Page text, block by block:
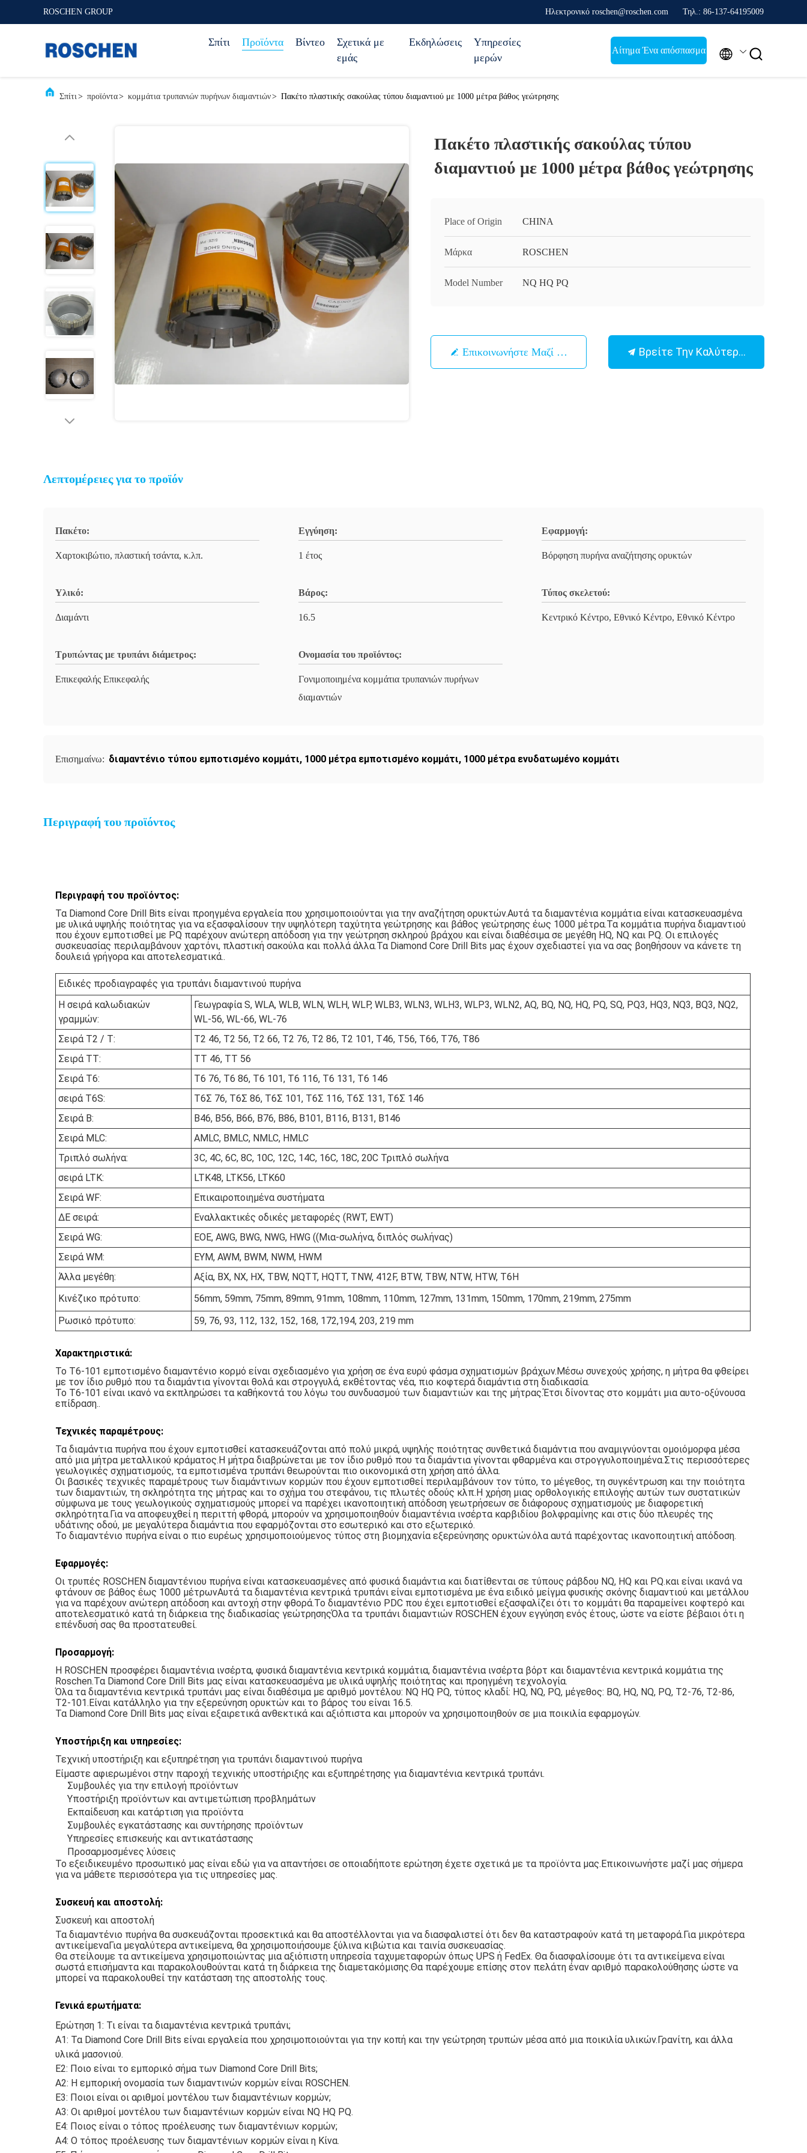
ROSCHEN GROUP Ηλεκτρονικό roschen@roschen.com Τηλ.: 86-137-64195009
Σπίτι Προϊόντα Βίντεο
Σχετικά με
εμάς
Εκδηλώσεις
Υπηρεσίες
μερών
Αίτημα Ένα απόσπασμα  
Σπίτι> προϊόντα> κομμάτια τρυπανιών πυρήνων διαμαντιών> Πακέτο πλαστικής σακούλας τύπου διαμαντιού με 1000 μέτρα βάθος γεώτρησης
Πακέτο πλαστικής σακούλας τύπου
διαμαντιού με 1000 μέτρα βάθος γεώτρησης
Place of Origin CHINA
Μάρκα ROSCHEN
Model Number NQ HQ PQ
Επικοινωνήστε Μαζί Μας Βρείτε Την Καλύτερη Τιμή
Λεπτομέρειες για το προϊόν
Πακέτο:
Χαρτοκιβώτιο, πλαστική τσάντα, κ.λπ.
Εγγύηση:
1 έτος
Εφαρμογή:
Βόρφηση πυρήνα αναζήτησης ορυκτών
Υλικό:
Διαμάντι
Βάρος:
16.5
Τύπος σκελετού:
Κεντρικό Κέντρο, Εθνικό Κέντρο, Εθνικό Κέντρο
Τρυπώντας με τρυπάνι διάμετρος:
Επικεφαλής Επικεφαλής
Ονομασία του προϊόντος:
Γονιμοποιημένα κομμάτια τρυπανιών πυρήνων
διαμαντιών
Επισημαίνω: διαμαντένιο τύπου εμποτισμένο κομμάτι, 1000 μέτρα εμποτισμένο κομμάτι, 1000 μέτρα ενυδατωμένο κομμάτι
Περιγραφή του προϊόντος
Περιγραφή του προϊόντος:
Τα Diamond Core Drill Bits είναι προηγμένα εργαλεία που χρησιμοποιούνται για την αναζήτηση ορυκτών.Αυτά τα διαμαντένια κομμάτια είναι κατασκευασμένα
με υλικά υψηλής ποιότητας για να εξασφαλίσουν την υψηλότερη ταχύτητα γεώτρησης και βάθος γεώτρησης έως 1000 μέτρα.Τα κομμάτια πυρήνα διαμαντιού
που έχουν εμποτισθεί με PQ παρέχουν ανώτερη απόδοση για την γεώτρηση σκληρού βράχου και είναι διαθέσιμα σε μεγέθη HQ, NQ και PQ. Οι επιλογές
συσκευασίας περιλαμβάνουν χαρτόνι, πλαστική σακούλα και πολλά άλλα.Τα Diamond Core Drill Bits μας έχουν σχεδιαστεί για να σας βοηθήσουν να κάνετε τη
δουλειά γρήγορα και αποτελεσματικά..
Ειδικές προδιαγραφές για τρυπάνι διαμαντινού πυρήνα
Η σειρά καλωδιακών
γραμμών:
Γεωγραφία S, WLA, WLB, WLN, WLH, WLP, WLB3, WLN3, WLH3, WLP3, WLN2, AQ, BQ, NQ, HQ, PQ, SQ, PQ3, HQ3, NQ3, BQ3, NQ2,
WL-56, WL-66, WL-76
Σειρά T2 / T:
Τ2 46, T2 56, T2 66, T2 76, T2 86, T2 101, T46, T56, T66, T76, T86
Σειρά TT:
ΤΤ 46, ΤΤ 56
Σειρά T6:
T6 76, T6 86, T6 101, T6 116, T6 131, T6 146
σειρά T6S:
Τ6Σ 76, Τ6Σ 86, Τ6Σ 101, Τ6Σ 116, Τ6Σ 131, Τ6Σ 146
Σειρά Β:
Β46, Β56, Β66, Β76, Β86, Β101, Β116, Β131, Β146
Σειρά MLC:
AMLC, BMLC, NMLC, HMLC
Τριπλό σωλήνα:
3C, 4C, 6C, 8C, 10C, 12C, 14C, 16C, 18C, 20C Τριπλό σωλήνα
σειρά LTK:
LTK48, LTK56, LTK60
Σειρά WF:
Επικαιροποιημένα συστήματα
ΔΕ σειρά:
Εναλλακτικές οδικές μεταφορές (RWT, EWT)
Σειρά WG:
ΕΟΕ, AWG, BWG, NWG, HWG ((Μια-σωλήνα, διπλός σωλήνας)
Σειρά WM:
ΕΥΜ, AWM, BWM, NWM, HWM
Άλλα μεγέθη:
Αξία, BX, NX, HX, TBW, NQTT, HQTT, TNW, 412F, BTW, TBW, NTW, HTW, T6H
Κινέζικο πρότυπο:
56mm, 59mm, 75mm, 89mm, 91mm, 108mm, 110mm, 127mm, 131mm, 150mm, 170mm, 219mm, 275mm
Ρωσικό πρότυπο:
59, 76, 93, 112, 132, 152, 168, 172,194, 203, 219 mm
Χαρακτηριστικά:
Το T6-101 εμποτισμένο διαμαντένιο κορμό είναι σχεδιασμένο για χρήση σε ένα ευρύ φάσμα σχηματισμών βράχων.Μέσω συνεχούς χρήσης, η μήτρα θα φθείρει
με τον ίδιο ρυθμό που τα διαμάντια γίνονται θολά και στρογγυλά, εκθέτοντας νέα, πιο κοφτερά διαμάντια στη διαδικασία.
Το T6-101 είναι ικανό να εκπληρώσει τα καθήκοντά του λόγω του συνδυασμού των διαμαντιών και της μήτρας.Έτσι δίνοντας στο κομμάτι μια αυτο-οξύνουσα
επίδραση..
Τεχνικές παραμέτρους:
Τα διαμάντια πυρήνα που έχουν εμποτισθεί κατασκευάζονται από πολύ μικρά, υψηλής ποιότητας συνθετικά διαμάντια που αναμιγνύονται ομοιόμορφα μέσα
από μια μήτρα μεταλλικού κράματος.Η μήτρα διαβρώνεται με τον ίδιο ρυθμό που τα διαμάντια γίνονται φθαρμένα και στρογγυλοποιημένα.Στις περισσότερες
γεωλογικές σχηματισμούς, τα εμποτισμένα τρυπάνι θεωρούνται πιο οικονομικά στη χρήση από άλλα.
Οι βασικές τεχνικές παραμέτρους των διαμάντινων κορμών που έχουν εμποτισθεί περιλαμβάνουν τον τύπο, το μέγεθος, τη συγκέντρωση και την ποιότητα
των διαμαντιών, τη σκληρότητα της μήτρας και το σχήμα του στεφάνου, τις πλωτές οδούς κλπ.Η χρήση μιας ορθολογικής επιλογής αυτών των συστατικών
σύμφωνα με τους γεωλογικούς σχηματισμούς μπορεί να παρέχει ικανοποιητική απόδοση γεωτρήσεων σε διάφορους σχηματισμούς με διαφορετική
σκληρότητα.Για να αποφευχθεί η περιττή φθορά, μπορούν να χρησιμοποιηθούν διαμαντένια ινσέρτα καρβιδίου βολφραμίνης και στις δύο πλευρές της
υδάτινης οδού, με μεγαλύτερα διαμάντια που εφαρμόζονται στο εσωτερικό και στο εξωτερικό.
Το διαμαντένιο πυρήνα είναι ο πιο ευρέως χρησιμοποιούμενος τύπος στη βιομηχανία εξερεύνησης ορυκτών.όλα αυτά παρέχοντας ικανοποιητική απόδοση.
Εφαρμογές:
Οι τρυπές ROSCHEN διαμαντένιου πυρήνα είναι κατασκευασμένες από φυσικά διαμάντια και διατίθενται σε τύπους ράβδου NQ, HQ και PQ.και είναι ικανά να
φτάνουν σε βάθος έως 1000 μέτρωνΑυτά τα διαμαντένια κεντρικά τρυπάνι είναι εμποτισμένα με ένα ειδικό μείγμα φυσικής σκόνης διαμαντιού και μετάλλου
για να παρέχουν ανώτερη απόδοση και αντοχή στην φθορά.Το διαμαντένιο PDC που έχει εμποτισθεί εξασφαλίζει ότι το κομμάτι θα παραμείνει κοφτερό και
αποτελεσματικό κατά τη διάρκεια της διαδικασίας γεώτρησηςΌλα τα τρυπάνι διαμαντιών ROSCHEN έχουν εγγύηση ενός έτους, ώστε να είστε βέβαιοι ότι η
επένδυσή σας θα προστατευθεί.
Προσαρμογή:
Η ROSCHEN προσφέρει διαμαντένια ινσέρτα, φυσικά διαμαντένια κεντρικά κομμάτια, διαμαντένια ινσέρτα βόρτ και διαμαντένια κεντρικά κομμάτια της
Roschen.Τα Diamond Core Drill Bits μας είναι κατασκευασμένα με υλικά υψηλής ποιότητας και προηγμένη τεχνολογία.
Όλα τα διαμαντένια κεντρικά τρυπάνι μας είναι διαθέσιμα με αριθμό μοντέλου: NQ HQ PQ, τύπος κλαδί: HQ, NQ, PQ, μέγεθος: BQ, HQ, NQ, PQ, T2-76, T2-86,
T2-101.Είναι κατάλληλο για την εξερεύνηση ορυκτών και το βάρος του είναι 16.5.
Τα Diamond Core Drill Bits μας είναι εξαιρετικά ανθεκτικά και αξιόπιστα και μπορούν να χρησιμοποιηθούν σε μια ποικιλία εφαρμογών.
Υποστήριξη και υπηρεσίες:
Τεχνική υποστήριξη και εξυπηρέτηση για τρυπάνι διαμαντινού πυρήνα
Είμαστε αφιερωμένοι στην παροχή τεχνικής υποστήριξης και εξυπηρέτησης για διαμαντένια κεντρικά τρυπάνι.
Συμβουλές για την επιλογή προϊόντων
Υποστήριξη προϊόντων και αντιμετώπιση προβλημάτων
Εκπαίδευση και κατάρτιση για προϊόντα
Συμβουλές εγκατάστασης και συντήρησης προϊόντων
Υπηρεσίες επισκευής και αντικατάστασης
Προσαρμοσμένες λύσεις
Το εξειδικευμένο προσωπικό μας είναι εδώ για να απαντήσει σε οποιαδήποτε ερώτηση έχετε σχετικά με τα προϊόντα μας.Επικοινωνήστε μαζί μας σήμερα
για να μάθετε περισσότερα για τις υπηρεσίες μας.
Συσκευή και αποστολή:
Συσκευή και αποστολή
Τα διαμαντένιο πυρήνα θα συσκευάζονται προσεκτικά και θα αποστέλλονται για να διασφαλιστεί ότι δεν θα καταστραφούν κατά τη μεταφορά.Για μικρότερα
αντικείμεναΓια μεγαλύτερα αντικείμενα, θα χρησιμοποιήσουμε ξύλινα κιβώτια και ταινία συσκευασίας.
Θα στείλουμε τα αντικείμενα χρησιμοποιώντας μια αξιόπιστη υπηρεσία ταχυμεταφορών όπως UPS ή FedEx. Θα διασφαλίσουμε ότι τα αντικείμενα είναι
σωστά επισήμαντα και παρακολουθούνται κατά τη διάρκεια της διαμετακόμισης.Θα παρέχουμε επίσης στον πελάτη έναν αριθμό παρακολούθησης ώστε να
μπορεί να παρακολουθεί την κατάσταση της αποστολής τους.
Γενικά ερωτήματα:
Ερώτηση 1: Τι είναι τα διαμαντένια κεντρικά τρυπάνι;
Α1: Τα Diamond Core Drill Bits είναι εργαλεία που χρησιμοποιούνται για την κοπή και την γεώτρηση τρυπών μέσα από μια ποικιλία υλικών.Γρανίτη, και άλλα
υλικά μασονιού.
Ε2: Ποιο είναι το εμπορικό σήμα των Diamond Core Drill Bits;
Α2: Η εμπορική ονομασία των διαμαντινών κορμών είναι ROSCHEN.
Ε3: Ποιοι είναι οι αριθμοί μοντέλου των διαμαντένιων κορμών;
Α3: Οι αριθμοί μοντέλου των διαμαντένιων κορμών είναι NQ HQ PQ.
Ε4: Ποιος είναι ο τόπος προέλευσης των διαμαντένιων κορμών;
Α4: Ο τόπος προέλευσης των διαμαντένιων κορμών είναι η Κίνα.